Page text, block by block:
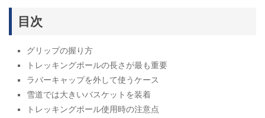
目次
グリップの握り方
トレッキングポールの長さが最も重要
ラバーキャップを外して使うケース
雪道では大きいバスケットを装着
トレッキングポール使用時の注意点